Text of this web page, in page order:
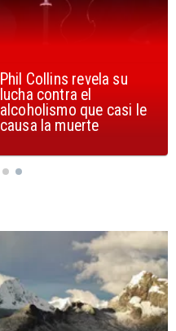
U2 lanza nuevo sencillo
con estribillo en español:
Streets of Dreams